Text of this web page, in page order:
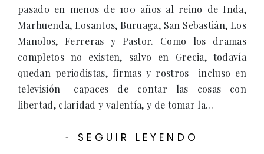
pasado en menos de 100 años al reino de Inda,
Marhuenda, Losantos, Buruaga, San Sebastián, Los
Manolos, Ferreras y Pastor. Como los dramas
completos no existen, salvo en Grecia, todavía
quedan periodistas, firmas y rostros -incluso en
televisión- capaces de contar las cosas con
libertad, claridad y valentía, y de tomar la...
- SEGUIR LEYENDO